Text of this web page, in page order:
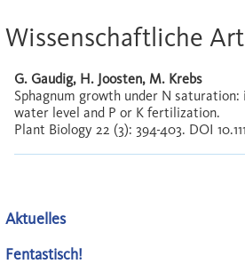
Wissenschaftliche
G. Gaudig, H. Joosten, M. Krebs
Sphagnum growth under N
water level and P or K fertilization.
Plant Biology 22 (3): 394-403. DOI
Aktuelles
Fentastisch!